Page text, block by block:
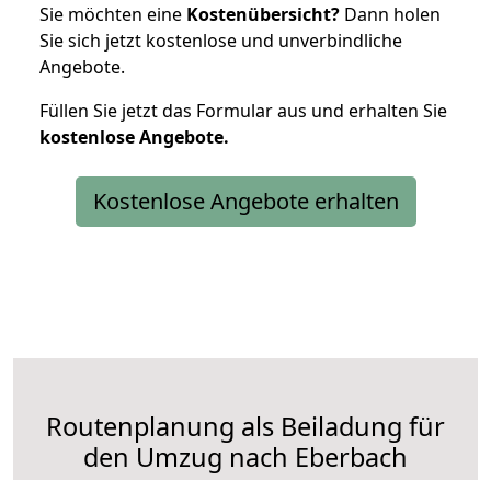
Sie möchten eine Kostenübersicht? Dann holen
Sie sich jetzt kostenlose und unverbindliche
Angebote.
Füllen Sie jetzt das Formular aus und erhalten Sie
kostenloseAngebote.
Kostenlose Angebote erhalten
Routenplanung als Beiladung für
den Umzug nach Eberbach